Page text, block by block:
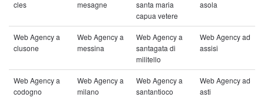
cles
mesagne
santa maria
capua vetere
asola
Web Agency a
clusone
Web Agency a
messina
Web Agency a
santagata di
militello
Web Agency ad
assisi
Web Agency a
codogno
Web Agency a
milano
Web Agency a
santantioco
Web Agency ad
asti